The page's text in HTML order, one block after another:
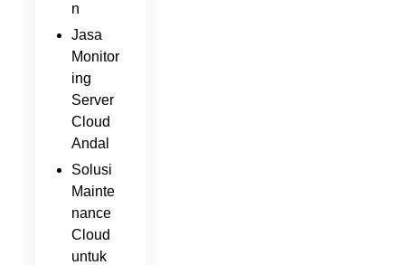
n
Jasa
Monitor
ing
Server
Cloud
Andal
Solusi
Mainte
nance
Cloud
untuk